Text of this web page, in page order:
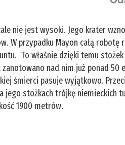
nie jest wysoki. Jego krater
W przypadku Mayon całą
To właśnie dzięki temu
nad nim już ponad 50
śmierci pasuje wyjątkowo.
jego stożkach trójkę niemieckich
1900 metrów.